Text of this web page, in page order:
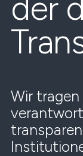
der
Wir